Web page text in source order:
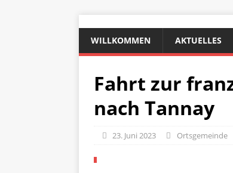
WILLKOMMEN AKTUELLES
Fahrt zur
nach Tannay
23. Juni 2023 Ortsgemeinde